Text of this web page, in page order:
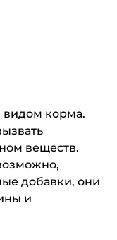
видом корма.
веществ.
добавки, они
и